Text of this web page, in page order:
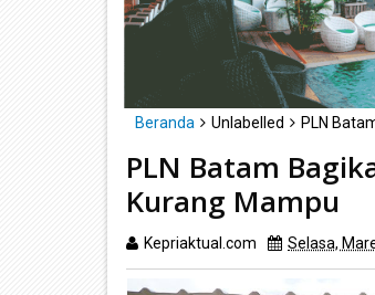
Beranda Unlabelled PLN
PLN Batam
Kurang Mampu
Kepriaktual.com Selasa,